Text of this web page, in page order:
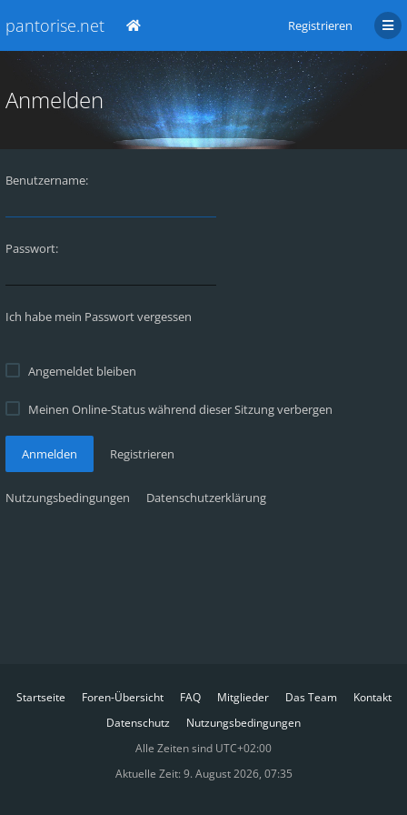
pantorise.net Registrieren
Anmelden
Benutzername:
Passwort:
Ich habe mein Passwort vergessen
Angemeldet bleiben
Meinen Online-Status während dieser Sitzung verbergen
Anmelden Registrieren
Nutzungsbedingungen Datenschutzerklärung
Startseite Foren-Übersicht FAQ Mitglieder Das Team
Kontakt
Datenschutz
Nutzungsbedingungen
Alle Zeiten sind UTC+02:00
Aktuelle Zeit: 9. August 2026, 07:35